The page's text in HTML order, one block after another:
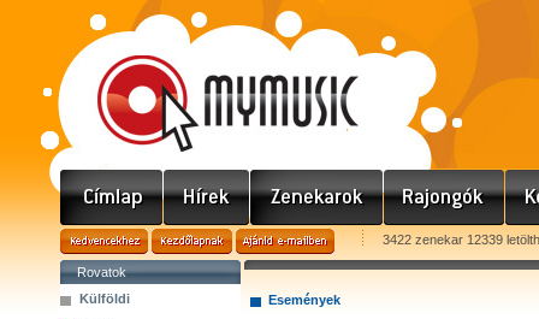
3422 zenekar 12339
Rovatok
Külföldi
Események